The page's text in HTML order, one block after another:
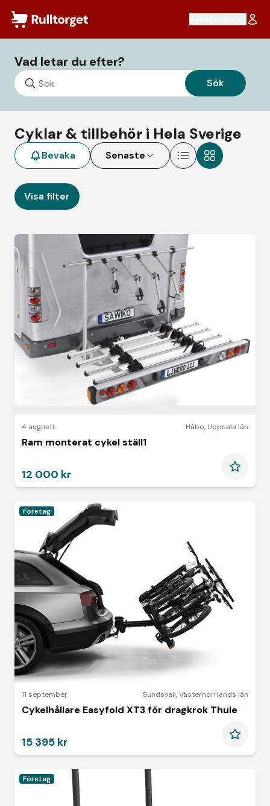
Vad letar du efter?
Sök
Cyklar & tillbehör i Hela Sverige
Bevaka Senaste
Visa filter
4 augusti Håbo, Uppsala län
Ram monterat cykel ställ1
12 000 kr
Företag
11 september Sundsvall,Västernorrlands län
Cykelhållare Easyfold XT3 för dragkrok Thule
15 395 kr
Företag